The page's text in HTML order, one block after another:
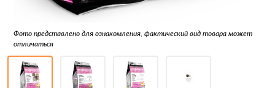
Фото представлено для ознакомления, фактический вид товара может
отличаться